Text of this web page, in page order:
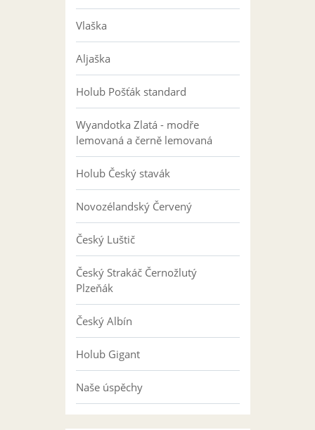
Vlaška
Aljaška
Holub Pošťák standard
Wyandotka Zlatá - modře
lemovaná a černě lemovaná
Holub Český stavák
Novozélandský Červený
Český Luštič
Český Strakáč Černožlutý
Plzeňák
Český Albín
Holub Gigant
Naše úspěchy